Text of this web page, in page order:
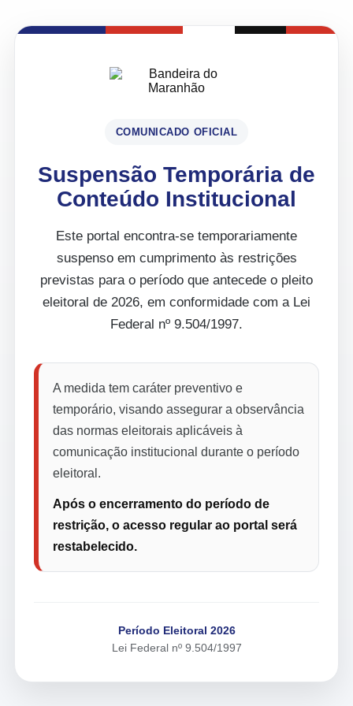
COMUNICADO OFICIAL
Suspensão Temporária de
Conteúdo Institucional
Este portal encontra-se temporariamente
suspenso em cumprimento às restrições
previstas para o período que antecede o pleito
eleitoral de 2026, em conformidade com a Lei
Federal nº 9.504/1997.
A medida tem caráter preventivo e
temporário, visando assegurar a observância
das normas eleitorais aplicáveis à
comunicação institucional durante o período
eleitoral.
Após o encerramento do período de
restrição, o acesso regular ao portal será
restabelecido.
Período Eleitoral 2026
Lei Federal nº 9.504/1997